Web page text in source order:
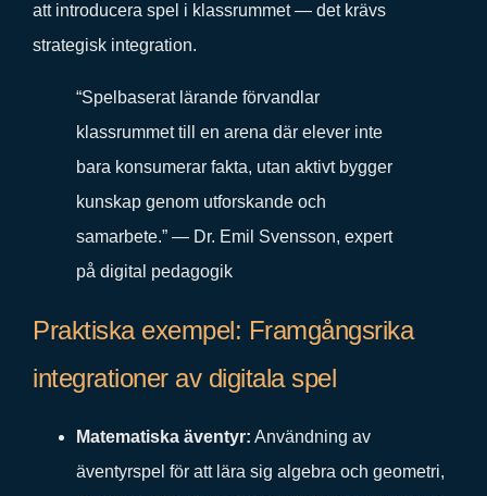
att introducera spel i klassrummet — det krävs
strategisk integration.
“Spelbaserat lärande förvandlar
klassrummet till en arena där elever inte
bara konsumerar fakta, utan aktivt bygger
kunskap genom utforskande och
samarbete.” — Dr. Emil Svensson, expert
på digital pedagogik
Praktiska exempel: Framgångsrika
integrationer av digitala spel
Matematiska äventyr: Användning av
äventyrspel för att lära sig algebra och geometri,